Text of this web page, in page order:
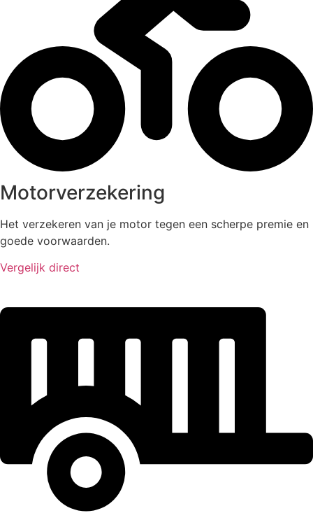
Motorverzekering
Het verzekeren van je motor tegen een scherpe premie en
goede voorwaarden.
Vergelijk direct